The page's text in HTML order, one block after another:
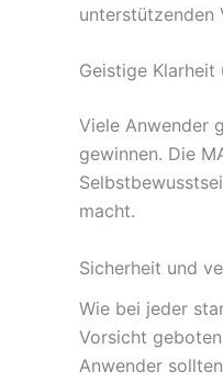
unterstützenden
Geistige
Viele Anwender
gewinnen. Die
macht.
Sicherheit und
Wie bei jeder
Vorsicht
Anwender